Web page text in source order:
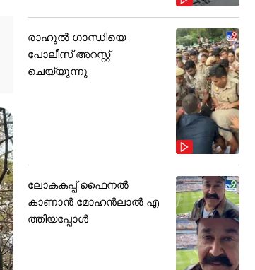
രാഹുൽ ഗാന്ധിയെ
പോലീസ് അറസ്റ്റ്
ചെയ്യുന്നു
ലോകകപ്പ് ഫൈനൽ
കാണാൻ മോഹൻലാൽ എ
ത്തിയപ്പോൾ